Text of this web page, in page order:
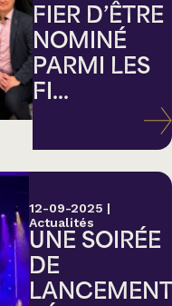
FIER D’ÊTRE
NOMINÉ
PARMI LES
FI...
12-09-2025 |
Actualités
UNE SOIRÉE
DE
LANCEMENT